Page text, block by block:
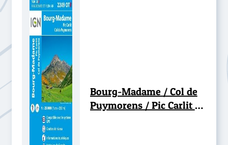
Bourg-Madame / Col de
Puymorens / Pic Carlit -